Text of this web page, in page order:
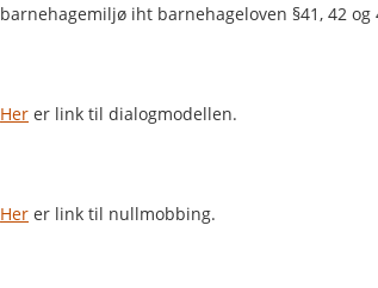
barnehagemiljø iht barnehageloven §41, 42 og
Her er link til dialogmodellen.
Her er link til nullmobbing.